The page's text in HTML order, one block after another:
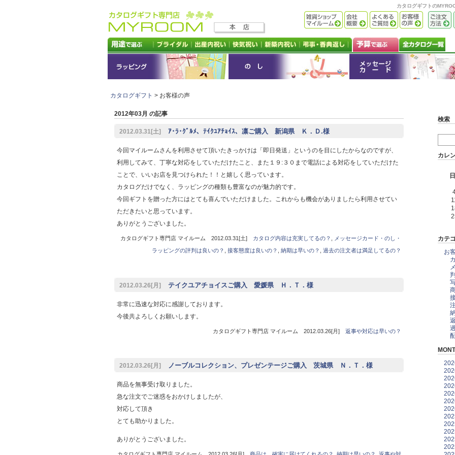
カタログギフトの
カタログギフト > お客様の声
2012年03月 の記事
2012.03.31[土] ｱ･ﾗ･ｸﾞﾙﾒ、ﾃｲｸﾕｱﾁｮｲｽ、凛ご購入 新潟県 Ｋ．Ｄ.様
今回マイルームさんを利用させて頂いたきっかけは「即日発送」というのを目にしたからなのですが、
利用してみて、丁寧な対応をしていただけたこと、また１９:３０まで電話による対応をしていただけた
ことで、いいお店を見つけられた！！と嬉しく思っています。
カタログだけでなく、ラッピングの種類も豊富なのが魅力的です。
今回ギフトを贈った方にはとても喜んでいただけました。これからも機会がありましたら利用させてい
ただきたいと思っています。
ありがとうございました。
カタログギフト専門店 マイルーム 2012.03.31[土] カタログ内容は充実してるの？
メッセージカード・のし・
ラッピングの評判は良いの？
接客態度は良いの？ 納期は早いの？ 過去の注文者は満足してるの？
2012.03.26[月] テイクユアチョイスご購入 愛媛県 Ｈ．Ｔ．様
非常に迅速な対応に感謝しております。
今後共よろしくお願いします。
カタログギフト専門店 マイルーム 2012.03.26[月] 返事や対応は早いの？
2012.03.26[月] ノーブルコレクション、プレゼンテージご購入 茨城県 Ｎ．Ｔ．様
商品を無事受け取りました。
急な注文でご迷惑をおかけしましたが、
対応して頂き
とても助かりました。
ありがとうございました。
検索
カレ
日
カテ
お